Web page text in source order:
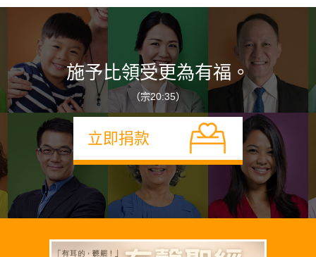
施予比領受更為有福。
（宗20:35）
立即捐款